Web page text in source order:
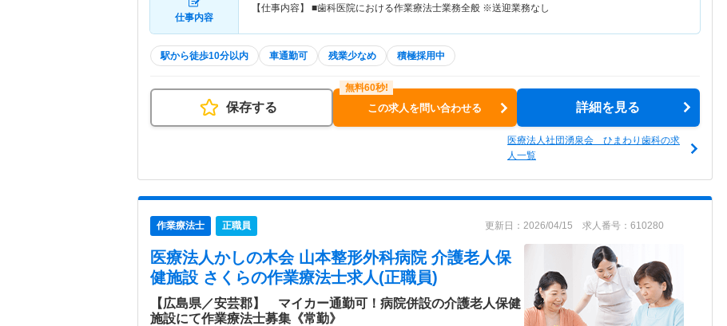
仕事内容
【仕事内容】 ■歯科医院における作業療法士業務全般 ※送迎業務なし
駅から徒歩10分以内 車通勤可 残業少なめ 積極採用中
保存する この求人を問い合わせる 詳細を見る
医療法人社団湧泉会 ひまわり歯科の求
人一覧
作業療法士 正職員 更新日：2026/04/15 求人番号：610280
医療法人かしの木会 山本整形外科病院 介護老人保
健施設 さくらの作業療法士求人(正職員)
【広島県／安芸郡】 マイカー通勤可！病院併設の介護老人保健
施設にて作業療法士募集《常勤》